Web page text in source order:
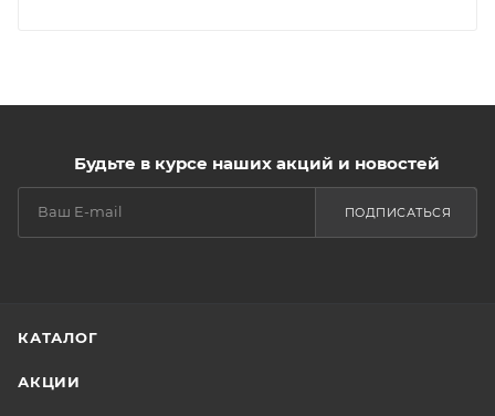
Будьте в курсе наших акций и новостей
ПОДПИСАТЬСЯ
КАТАЛОГ
АКЦИИ